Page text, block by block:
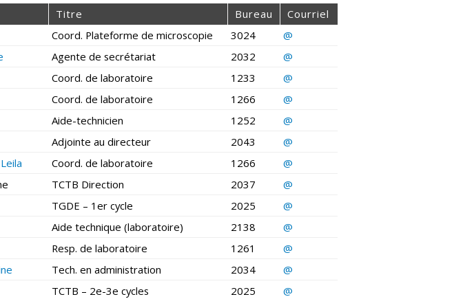
Titre Bureau
Courriel
Coord. Plateforme de microscopie 3024
@
Agente de secrétariat 2032
@
Coord. de laboratoire 1233
@
Coord. de laboratoire 1266
@
Aide-technicien 1252
@
Adjointe au directeur 2043
@
Coord. de laboratoire 1266
@
TCTB Direction 2037
@
TGDE – 1er cycle 2025
@
Aide technique (laboratoire) 2138
@
Resp. de laboratoire 1261
@
Tech. en administration 2034
@
TCTB – 2e-3e cycles 2025
@